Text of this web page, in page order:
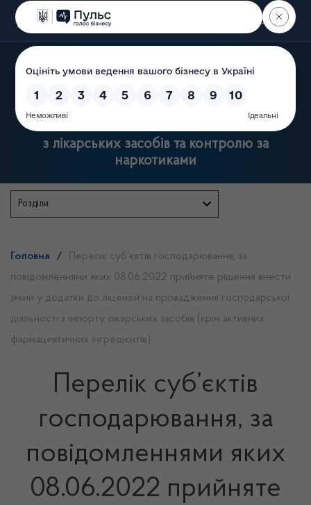
Пошук
Державна служба України
з лікарських засобів та контролю за
наркотиками
Розділи
Головна /
Перелік суб’єктів господарювання, за
повідомленнями яких 08.06.2022 прийняте рішення внести
зміни у додатки до ліцензій на провадження господарської
діяльності з імпорту лікарських засобів (крім активних
фармацевтичних інгредієнтів)
Перелік суб’єктів
господарювання, за
повідомленнями яких
08.06.2022 прийняте